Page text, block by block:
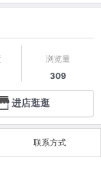
浏览量
309
进店逛逛
联系方式